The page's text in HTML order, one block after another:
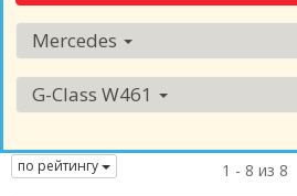
Mercedes
G-Class W461
по рейтингу 1 - 8 из 8